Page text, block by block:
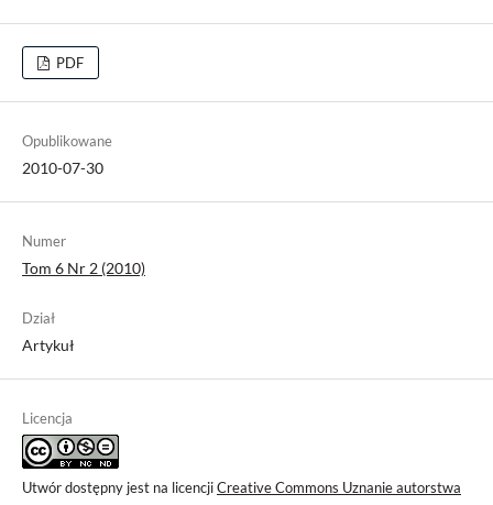
PDF
Opublikowane
2010-07-30
Numer
Tom 6 Nr 2 (2010)
Dział
Artykuł
Licencja
Utwór dostępny jest na licencjiCreative Commons Uznanie autorstwa